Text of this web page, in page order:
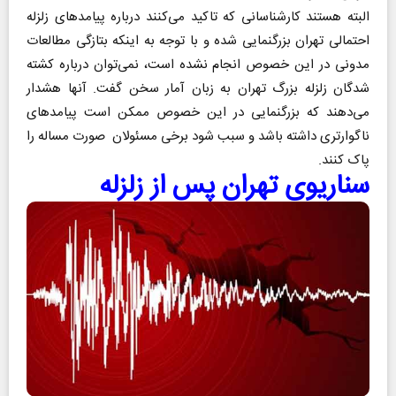
البته هستند کارشناسانی که تاکید می‌کنند درباره پیامدهای زلزله
احتمالی تهران بزرگنمایی شده و با توجه به اینکه بتازگی مطالعات
مدونی در این خصوص انجام نشده است، نمی‌توان درباره کشته
شدگان زلزله بزرگ تهران به زبان آمار سخن گفت. آنها هشدار
می‌دهند که بزرگنمایی در این خصوص ممکن است پیامدهای
ناگوارتری داشته باشد و سبب شود برخی مسئولان صورت مساله را
پاک کنند.
سناریوی تهران پس از زلزله